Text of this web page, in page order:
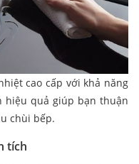
cao cấp với khả năng
hiệu quả giúp bạn thuận
chùi bếp.
tích